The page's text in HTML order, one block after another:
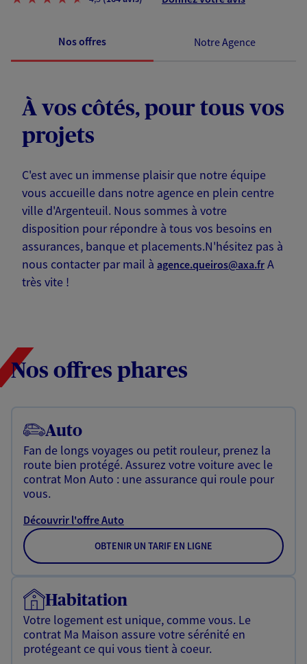
Nos offres Notre Agence
À vos côtés, pour tous vos
projets
C'est avec un immense plaisir que notre équipe
vous accueille dans notre agence en plein centre
ville d'Argenteuil. Nous sommes à votre
disposition pour répondre à tous vos besoins en
assurances, banque et placements.N'hésitez pas à
nous contacter par mail à agence.queiros@axa.fr A
très vite !
Nos offres phares
Auto
Fan de longs voyages ou petit rouleur, prenez la
route bien protégé. Assurez votre voiture avec le
contrat Mon Auto : une assurance qui roule pour
vous.
Découvrir l'offre Auto
OBTENIR UN TARIF EN LIGNE
Habitation
Votre logement est unique, comme vous. Le
contrat Ma Maison assure votre sérénité en
protégeant ce qui vous tient à coeur.